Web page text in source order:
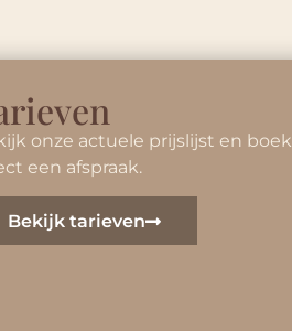
onze actuele prijslijst en boek
een afspraak.
Bekijk tarieven